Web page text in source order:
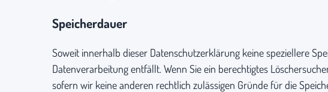
Speicherdauer
Soweit innerhalb dieser Datenschutzerklärung keine speziellere
Datenverarbeitung entfällt. Wenn Sie ein berechtigtes
sofern wir keine anderen rechtlich zulässigen Gründe für die